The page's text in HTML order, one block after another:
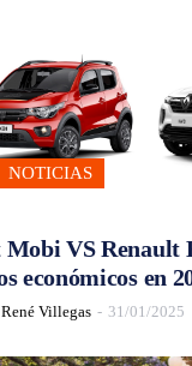
NOTICIAS
Mobi VS Renault
económicos en
René Villegas - 31/01/2025